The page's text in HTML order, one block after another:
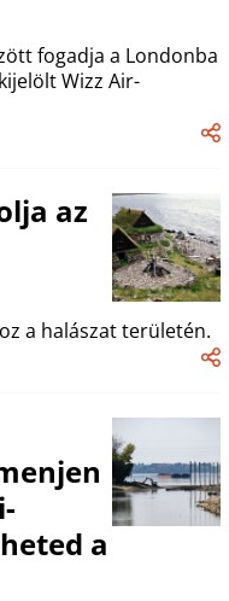
fogadja a Londonba
Wizz Air-
az
a halászat területén.
a